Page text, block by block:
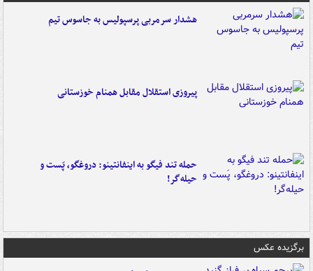
هشدار سرمربی پرسپولیس به جاسوس تیم
پیروزی استقلال مقابل همنام خوزستانی
حمله تند فیگو به اینفانتینو: دروغگو، پَست‌ و
حیله‌گر!
برگزیده عکس